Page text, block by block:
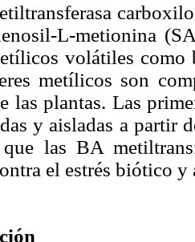
L-metionina
volátiles
metílicos son
las plantas. Las
y aisladas a partir
las BA
el estrés biótico